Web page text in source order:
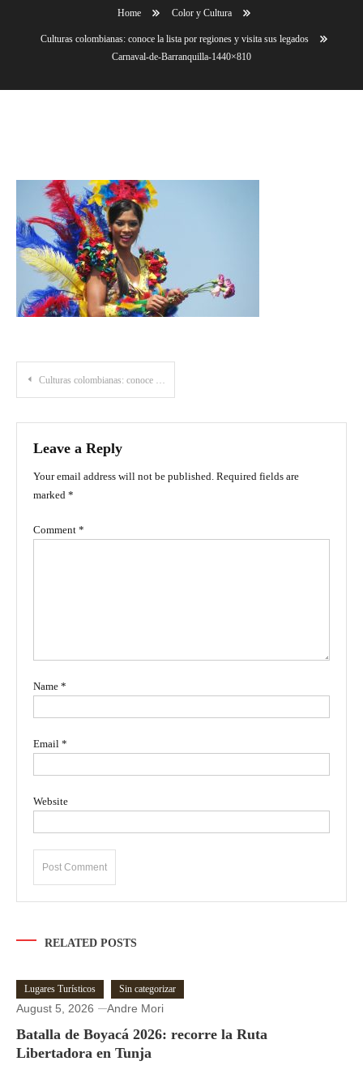
Home Color y Cultura
Culturas colombianas: conoce la lista por regiones y visita sus legados
Carnaval-de-Barranquilla-1440×810
Post
navigation
Culturas colombianas: conoce la lista por regiones y visita sus legados
Leave a Reply
Your email address will not be published. Required fields are
marked *
Comment *
Name *
Email *
Website
RELATED POSTS
Lugares Turísticos Sin categorizar
August 5, 2026 Andre Mori
Batalla de Boyacá 2026: recorre la Ruta
Libertadora en Tunja